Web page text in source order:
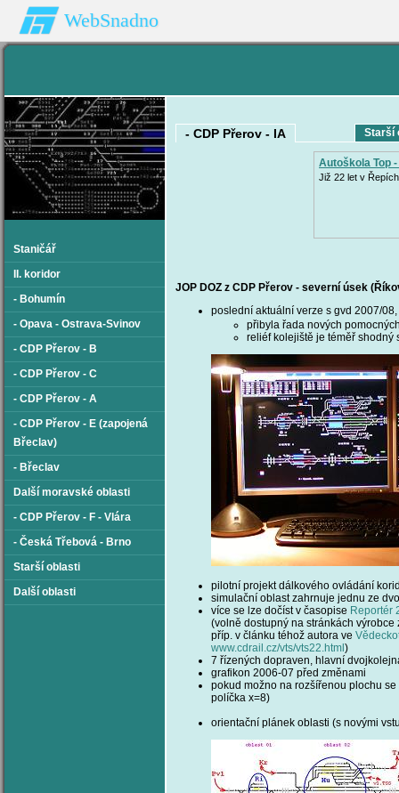
WebSnadno
Staničář
II. koridor
- Bohumín
- Opava - Ostrava-Svinov
- CDP Přerov - B
- CDP Přerov - C
- CDP Přerov - A
- CDP Přerov - E (zapojená
Břeclav)
- Břeclav
Další moravské oblasti
- CDP Přerov - F - Vlára
- Česká Třebová - Brno
Starší oblasti
Další oblasti
- CDP Přerov - IA Starší
Autoškola Top
Již 22 let v
JOP DOZ z CDP Přerov - severní úsek
poslední aktuální verze s gvd 2007/
přibyla řada nových
reliéf kolejiště je téměř shodný
pilotní projekt dálkového ovládání
simulační oblast zahrnuje jednu ze
více se lze dočíst v časopise Reportér
(volně dostupný na stránkách
příp. v článku téhož autora ve
www.cdrail.cz/vts/vts22.html )
7 řízených dopraven, hlavní
grafikon 2006-07 před změnami
pokud možno na rozšířenou plochu
políčka x=8)
orientační plánek oblasti (s novými